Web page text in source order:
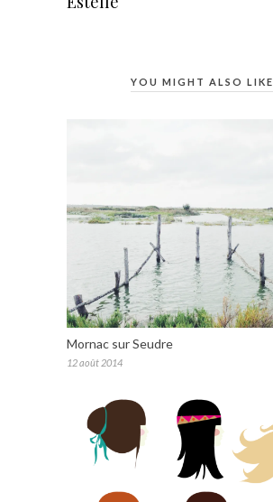
YOU MIGHT ALSO LIKE
Mornac sur Seudre
12 août 2014